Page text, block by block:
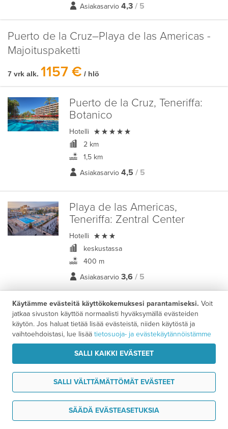
Tarvitsen tukea
Asiakasarvio 4,3 / 5
Puerto de la Cruz–Playa de las Americas -
Majoituspaketti
7 vrk alk. 1157 € / hlö
Puerto de la Cruz, Teneriffa:
Botanico
Hotelli 
2 km
1,5 km
Asiakasarvio 4,5 / 5
Playa de las Americas,
Teneriffa: Zentral Center
Hotelli 
keskustassa
400 m
Asiakasarvio 3,6 / 5
Puerto de la Cruz–Playa de las Americas -
Majoituspaketti
7 vrk alk. 1033 €/ hlö
Puerto de la Cruz, Teneriffa:
Casablanca
Huoneistohotelli +
1,3 km
Käytämme evästeitä käyttökokemuksesi parantamiseksi. Voit
jatkaa sivuston käyttöä normaalisti hyväksymällä evästeiden
käytön. Jos haluat tietää lisää evästeistä, niiden käytöstä ja
vaihtoehdoistasi, lue lisää tietosuoja- ja evästekäytännöistämme
SALLI KAIKKI EVÄSTEET
SALLI VÄLTTÄMÄTTÖMÄT EVÄSTEET
SÄÄDÄ EVÄSTEASETUKSIA